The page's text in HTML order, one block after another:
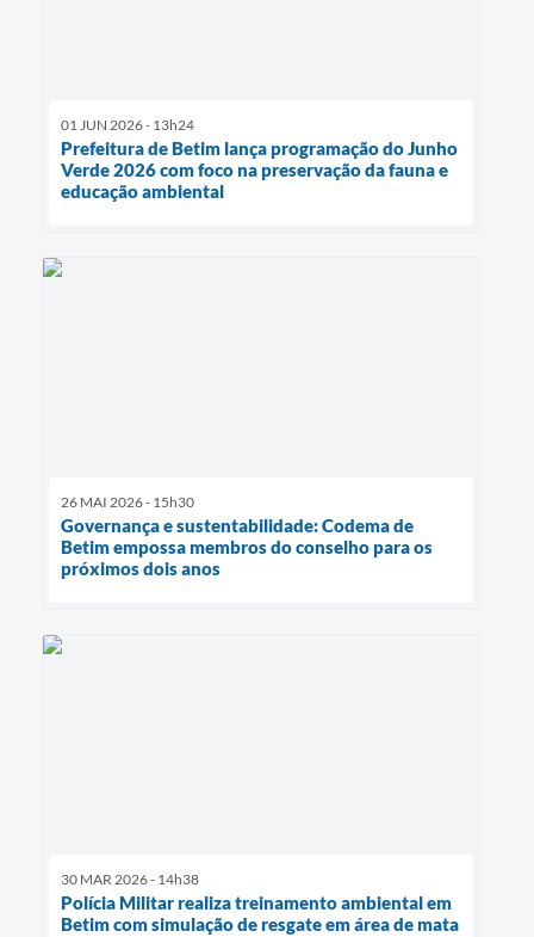
01 JUN 2026 - 13h24
Prefeitura de Betim lança programação do Junho
Verde 2026 com foco na preservação da fauna e
educação ambiental
26 MAI 2026 - 15h30
Governança e sustentabilidade: Codema de
Betim empossa membros do conselho para os
próximos dois anos
30 MAR 2026 - 14h38
Polícia Militar realiza treinamento ambiental em
Betim com simulação de resgate em área de mata